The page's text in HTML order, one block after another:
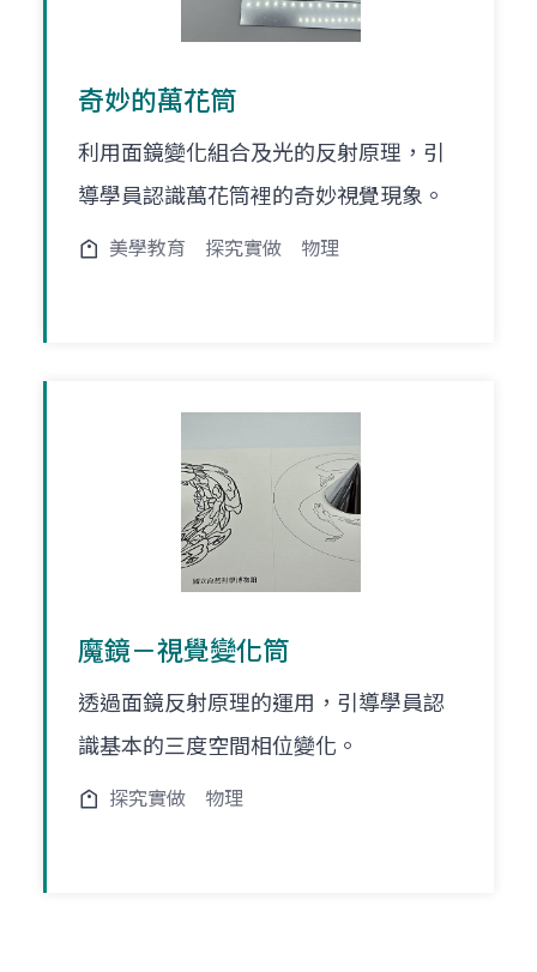
奇妙的萬花筒
利用面鏡變化組合及光的反射原理，引
導學員認識萬花筒裡的奇妙視覺現象。
美學教育 探究實做 物理
魔鏡－視覺變化筒
透過面鏡反射原理的運用，引導學員認
識基本的三度空間相位變化。
探究實做 物理